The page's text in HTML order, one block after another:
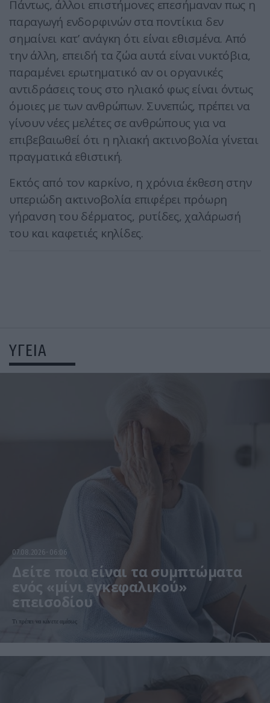
Πάντως, άλλοι επιστήμονες επεσήμαναν πως η
παραγωγή ενδορφινών στα ποντίκια δεν
σημαίνει κατ’ ανάγκη ότι είναι εθισμένα. Από
την άλλη, επειδή τα ζώα αυτά είναι νυκτόβια,
παραμένει ερωτηματικό αν οι οργανικές
αντιδράσεις τους στο ηλιακό φως είναι όντως
όμοιες με των ανθρώπων. Συνεπώς, πρέπει να
γίνουν νέες μελέτες σε ανθρώπους για να
επιβεβαιωθεί ότι η ηλιακή ακτινοβολία γίνεται
πραγματικά εθιστική.
Εκτός από τον καρκίνο, η χρόνια έκθεση στην
υπεριώδη ακτινοβολία επιφέρει πρόωρη
γήρανση του δέρματος, ρυτίδες, χαλάρωσή
του και καφετιές κηλίδες.
ΥΓΕΙΑ
07.08.2026 06:06
Δείτε ποια είναι τα συμπτώματα
ενός «μίνι εγκεφαλικού»
επεισοδίου
Τι πρέπει να κάνετε αμέσως